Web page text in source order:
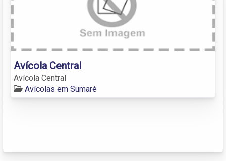
Avícola Central
Avícola Central
Avícolas em Sumaré